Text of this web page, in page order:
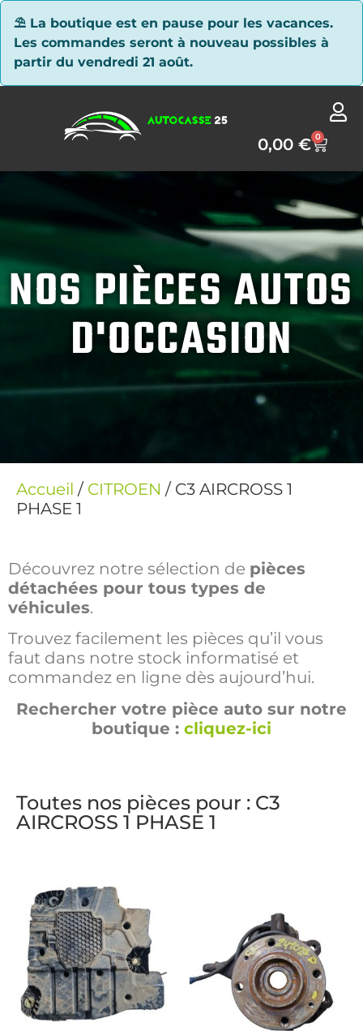
⛱ La boutique est en pause pour les vacances.
Les commandes seront à nouveau possibles à
partir du vendredi 21 août.
0,00€ 0
NOS PIÈCES AUTOS
D'OCCASION
Accueil / CITROEN / C3 AIRCROSS 1
PHASE 1
Découvrez notre sélection de pièces
détachées pour tous types de
véhicules.
Trouvez facilement les pièces qu’il vous
faut dans notre stock informatisé et
commandez en ligne dès aujourd’hui.
Rechercher votre pièce auto sur notre
boutique : cliquez-ici
Toutes nos pièces pour : C3
AIRCROSS 1 PHASE 1
Panneau de gestion des cookies